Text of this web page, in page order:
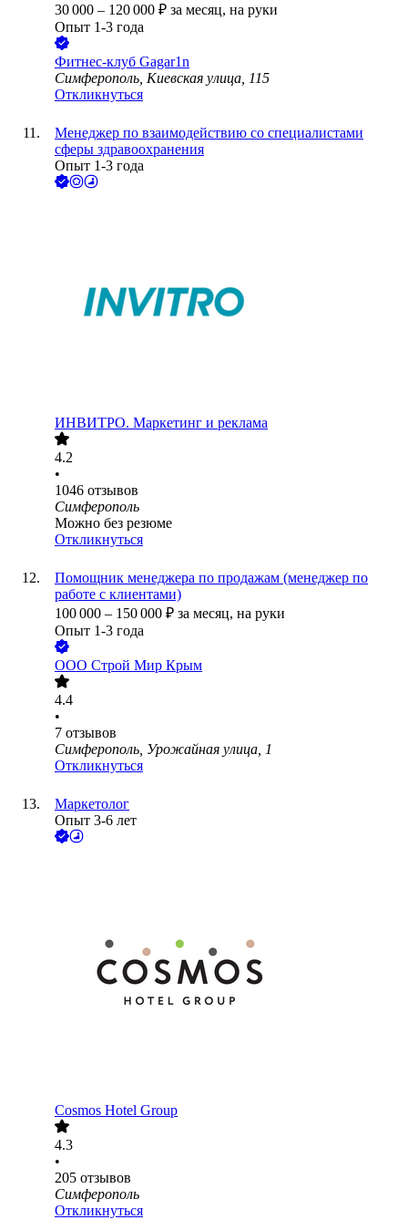
30 000 – 120 000 ₽ за месяц, на руки
Опыт 1-3 года
Фитнес-клуб Gagar1n
Симферополь, Киевская улица, 115
Откликнуться
Менеджер по взаимодействию со специалистами
сферы здравоохранения
Опыт 1-3 года
ИНВИТРО. Маркетинг и реклама
4.2
•
1046 отзывов
Симферополь
Можно без резюме
Откликнуться
Помощник менеджера по продажам (менеджер по
работе с клиентами)
100 000 – 150 000 ₽ за месяц, на руки
Опыт 1-3 года
ООО Строй Мир Крым
4.4
•
7 отзывов
Симферополь, Урожайная улица, 1
Откликнуться
Маркетолог
Опыт 3-6 лет
Cosmos Hotel Group
4.3
•
205 отзывов
Симферополь
Откликнуться